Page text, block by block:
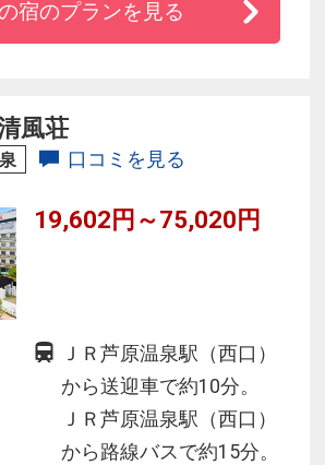
「旬」知り尽くした料理長が
自信を持ってお届け♪
要）
宿のプランを見る
風荘
口コミを見る
19,602円～75,020円
ＪＲ芦原温泉駅（西口）
から送迎車で約10分。
ＪＲ芦原温泉駅（西口）
から路線バスで約15分。